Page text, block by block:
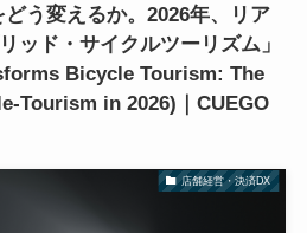
どう変えるか。2026年、リア
ッド・サイクルツーリズム」
Bicycle Tourism: The
Tourism in 2026)｜CUEGO
店舗経営・決済DX